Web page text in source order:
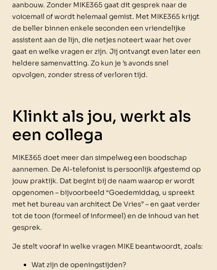
aanbouw. Zonder MIKE365 gaat dit gesprek naar de
voicemail of wordt helemaal gemist. Met MIKE365 krijgt
de beller binnen enkele seconden een vriendelijke
assistent aan de lijn, die netjes noteert waar het over
gaat en welke vragen er zijn. Jij ontvangt even later een
heldere samenvatting. Zo kun je ’s avonds snel
opvolgen, zonder stress of verloren tijd.
Klinkt als jou, werkt als
een collega
MIKE365 doet meer dan simpelweg een boodschap
aannemen. De AI-telefonist is persoonlijk afgestemd op
jouw praktijk. Dat begint bij de naam waarop er wordt
opgenomen – bijvoorbeeld “Goedemiddag, u spreekt
met het bureau van architect De Vries” – en gaat verder
tot de toon (formeel of informeel) en de inhoud van het
gesprek.
Je stelt vooraf in welke vragen MIKE beantwoordt, zoals:
Wat zijn de openingstijden?